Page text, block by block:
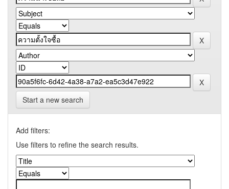
Start a new search
Add filters:
Use filters to refine the search results.